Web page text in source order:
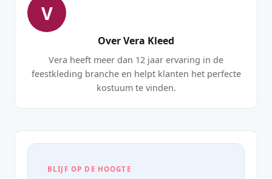
V
Over Vera Kleed
Vera heeft meer dan 12 jaar ervaring in de
feestkleding branche en helpt klanten het perfecte
kostuum te vinden.
BLIJF OP DE HOOGTE